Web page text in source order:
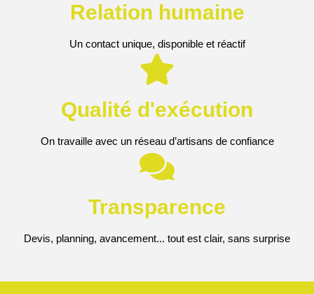
Relation humaine
Un contact unique, disponible et réactif
Qualité d'exécution
On travaille avec un réseau d’artisans de confiance
Transparence
Devis, planning, avancement... tout est clair, sans surprise